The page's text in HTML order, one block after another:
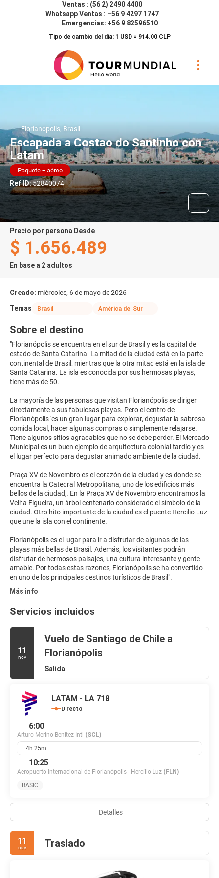
Ventas : (56 2) 2490 4400
Whatsapp Ventas : +56 9 4297 1747
Emergencias: +56 9 82596510
Tipo de cambio del día: 1 USD = 914.00 CLP
Florianópolis, Brasil
Escapada a Costao do Santinho con
Latam
Paquete + aéreo
Ref ID:52840074
precio por persona Desde
$ 1.656.489
En base a 2 adultos
Creado: miércoles, 6 de mayo de 2026
Temas
Brasil América del Sur
Sobre el destino
"Florianópolis se encuentra en el sur de Brasil y es la capital del
estado de Santa Catarina. La mitad de la ciudad está en la parte
continental de Brasil, mientras que la otra mitad está en la isla de
Santa Catarina. La isla es conocida por sus hermosas playas,
tiene más de 50.
La mayoría de las personas que visitan Florianópolis se dirigen
directamente a sus fabulosas playas. Pero el centro de
Florianópolis 'es un gran lugar para explorar, degustar la sabrosa
comida local, hacer algunas compras o simplemente relajarse.
Tiene algunos sitios agradables que no se debe perder. El Mercado
Municipal es un buen ejemplo de arquitectura colonial tardío y es
el lugar perfecto para degustar animado ambiente de la ciudad.
Praça XV de Novembro es el corazón de la ciudad y es donde se
encuentra la Catedral Metropolitana, uno de los edificios más
bellos de la ciudad,. En la Praça XV de Novembro encontramos la
Velha Figueira, un árbol centenario considerado el símbolo de la
ciudad. Otro hito importante de la ciudad es el puente Hercilio Luz
que une la isla con el continente.
Florianópolis es el lugar para ir a disfrutar de algunas de las
playas más bellas de Brasil. Además, los visitantes podrán
disfrutar de hermosos paisajes, una cultura interesante y gente
amable. Por todas estas razones, Florianópolis se ha convertido
Más info
Servicios incluidos
11
nov
Vuelo de Santiago de Chile a
Florianópolis
Salida
LATAM - LA 718
Directo
6:00
Arturo Merino Benitez Intl (SCL)
4h 25m
10:25
Aeropuerto Internacional de Florianópolis - Hercílio Luz (FLN)
BASIC
Detalles
11
nov Traslado